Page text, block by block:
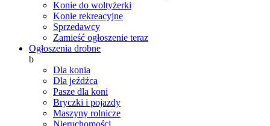
Konie do woltyżerki
Konie rekreacyjne
Sprzedawcy
Zamieść ogłoszenie teraz
Ogłoszenia drobne
b
Dla konia
Dla jeźdźca
Pasze dla koni
Bryczki i pojazdy
Maszyny rolnicze
Nieruchomości